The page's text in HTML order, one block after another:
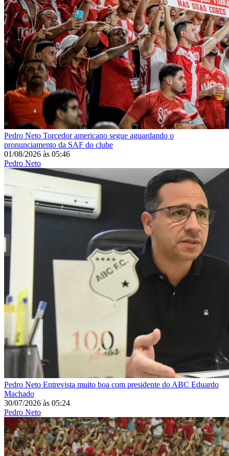
Pedro Neto Torcedor americano segue aguardando o
pronunciamento da SAF do clube
01/08/2026 às 05:46
Pedro Neto
Pedro Neto Entrevista muito boa com presidente do ABC Eduardo
Machado
30/07/2026 às 05:24
Pedro Neto